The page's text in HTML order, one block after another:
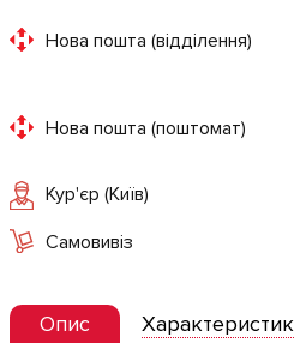
Нова пошта (відділення)
Нова пошта (поштомат)
Кур'єр (Київ)
Самовивіз
Опис